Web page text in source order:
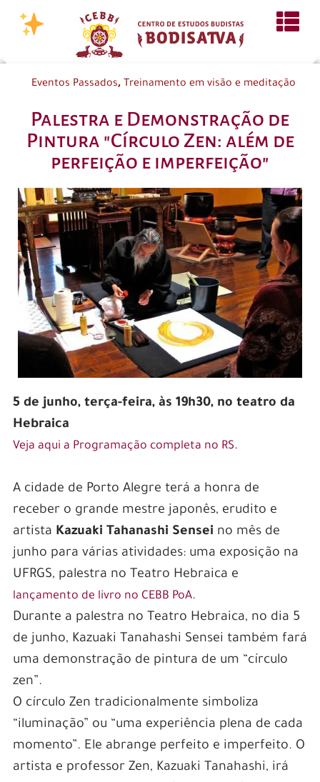
Eventos Passados, Treinamento em visão e meditação
Palestra e Demonstração de
Pintura "Círculo Zen: além de
perfeição e imperfeição"
5 de junho, terça-feira, às 19h30, no teatro da
Hebraica
Veja aqui a Programação completa no RS.
A cidade de Porto Alegre terá a honra de
receber o grande mestre japonês, erudito e
artista Kazuaki Tahanashi Sensei no mês de
junho para várias atividades: uma exposição na
UFRGS, palestra no Teatro Hebraica e
lançamento de livro no CEBB PoA.
Durante a palestra no Teatro Hebraica, no dia 5
de junho, Kazuaki Tanahashi Sensei também fará
uma demonstração de pintura de um “círculo
zen”.
O círculo Zen tradicionalmente simboliza
“iluminação” ou “uma experiência plena de cada
momento”. Ele abrange perfeito e imperfeito. O
artista e professor Zen, Kazuaki Tanahashi, irá